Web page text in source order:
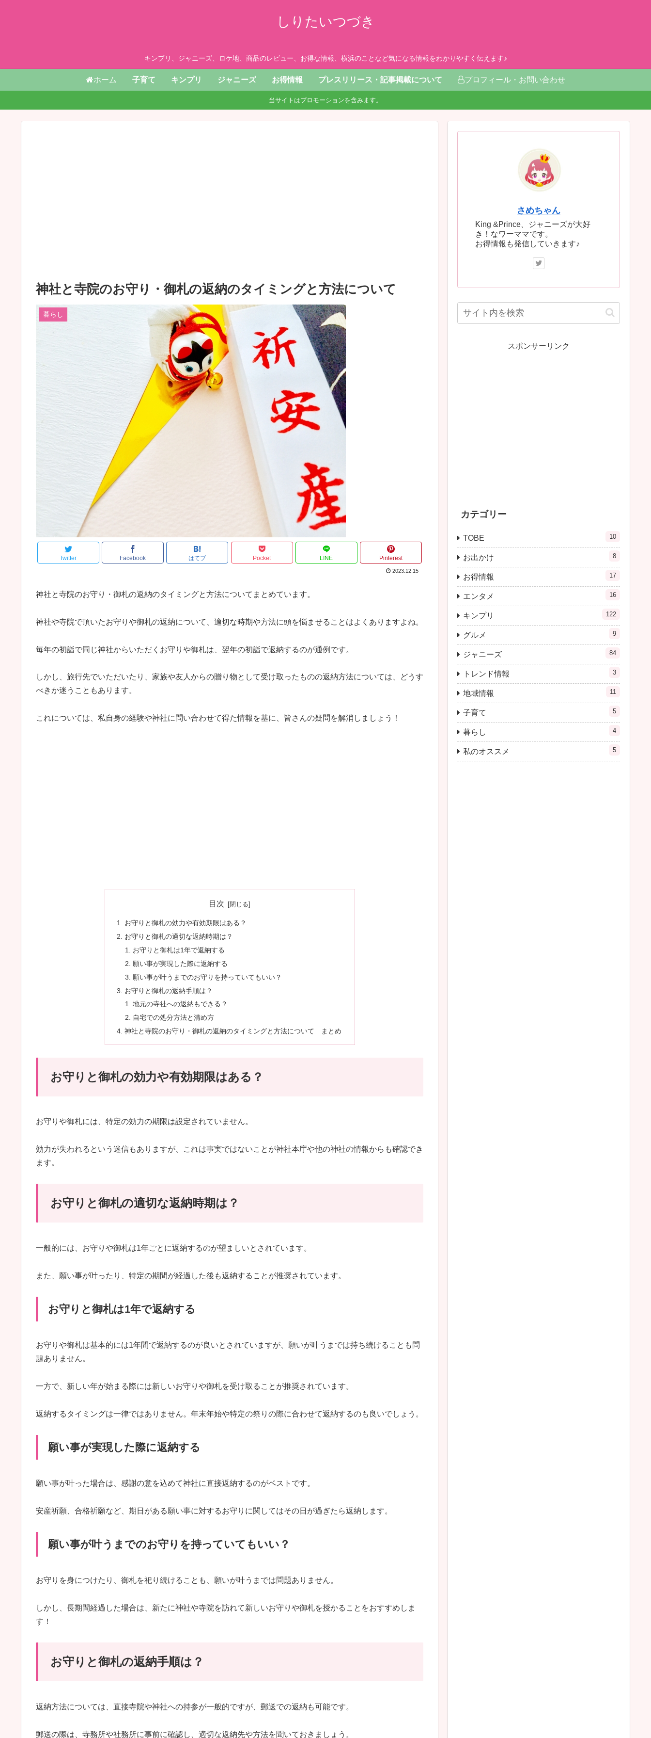
しりたいつづき
キンプリ、ジャニーズ、ロケ地、商品のレビュー、お得な情報、横浜のことなど気になる情報をわかりやすく伝えます♪
ホーム 子育て キンプリ ジャニーズ お得情報 プレスリリース・記事掲載について プロフィール・お問い合わせ
当サイトはプロモーションを含みます。
神社と寺院のお守り・御札の返納のタイミングと方法について
暮らし
Twitter Facebook はてブ Pocket LINE Pinterest
2023.12.15
神社と寺院のお守り・御札の返納のタイミングと方法についてまとめています。
神社や寺院で頂いたお守りや御札の返納について、適切な時期や方法に頭を悩ませることはよくありますよね。
毎年の初詣で同じ神社からいただくお守りや御札は、翌年の初詣で返納するのが通例です。
しかし、旅行先でいただいたり、家族や友人からの贈り物として受け取ったものの返納方法については、どうす
べきか迷うこともあります。
これについては、私自身の経験や神社に問い合わせて得た情報を基に、皆さんの疑問を解消しましょう！
目次
お守りと御札の効力や有効期限はある？
お守りと御札の適切な返納時期は？
お守りと御札は1年で返納する
願い事が実現した際に返納する
願い事が叶うまでのお守りを持っていてもいい？
お守りと御札の返納手順は？
地元の寺社への返納もできる？
自宅での処分方法と清め方
神社と寺院のお守り・御札の返納のタイミングと方法について まとめ
お守りと御札の効力や有効期限はある？
お守りや御札には、特定の効力の期限は設定されていません。
効力が失われるという迷信もありますが、これは事実ではないことが神社本庁や他の神社の情報からも確認でき
ます。
お守りと御札の適切な返納時期は？
一般的には、お守りや御札は1年ごとに返納するのが望ましいとされています。
また、願い事が叶ったり、特定の期間が経過した後も返納することが推奨されています。
お守りと御札は1年で返納する
お守りや御札は基本的には1年間で返納するのが良いとされていますが、願いが叶うまでは持ち続けることも問
題ありません。
一方で、新しい年が始まる際には新しいお守りや御札を受け取ることが推奨されています。
返納するタイミングは一律ではありません。年末年始や特定の祭りの際に合わせて返納するのも良いでしょう。
願い事が実現した際に返納する
願い事が叶った場合は、感謝の意を込めて神社に直接返納するのがベストです。
安産祈願、合格祈願など、期日がある願い事に対するお守りに関してはその日が過ぎたら返納します。
願い事が叶うまでのお守りを持っていてもいい？
お守りを身につけたり、御札を祀り続けることも、願いが叶うまでは問題ありません。
しかし、長期間経過した場合は、新たに神社や寺院を訪れて新しいお守りや御札を授かることをおすすめしま
す！
お守りと御札の返納手順は？
返納方法については、直接寺院や神社への持参が一般的ですが、郵送での返納も可能です。
郵送の際は、寺務所や社務所に事前に確認し、適切な返納先や方法を聞いておきましょう。
さめちゃん
King &Prince、ジャニーズが大好
き！なワーママです。
お得情報も発信していきます♪
スポンサーリンク
カテゴリー
TOBE 10
お出かけ 8
お得情報 17
エンタメ 16
キンプリ 122
グルメ 9
ジャニーズ 84
トレンド情報 3
地域情報 11
子育て 5
暮らし 4
私のオススメ 5